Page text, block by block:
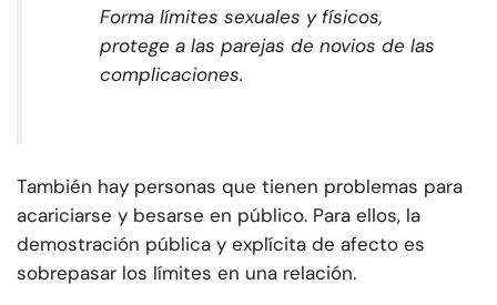
Forma límites sexuales y físicos,
protege a las parejas de novios de las
complicaciones.
También hay personas que tienen problemas para
acariciarse y besarse en público. Para ellos, la
demostración pública y explícita de afecto es
sobrepasar los límites en una relación.